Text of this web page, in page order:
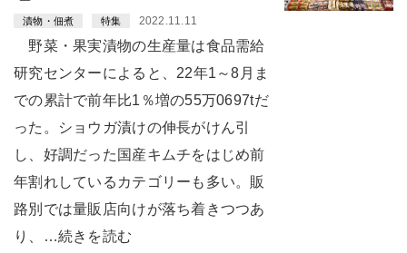
漬物・佃煮 特集 2022.11.11
野菜・果実漬物の生産量は食品需給
研究センターによると、22年1～8月ま
での累計で前年比1％増の55万0697tだ
った。ショウガ漬けの伸長がけん引
し、好調だった国産キムチをはじめ前
年割れしているカテゴリーも多い。販
路別では量販店向けが落ち着きつつあ
り、…続きを読む